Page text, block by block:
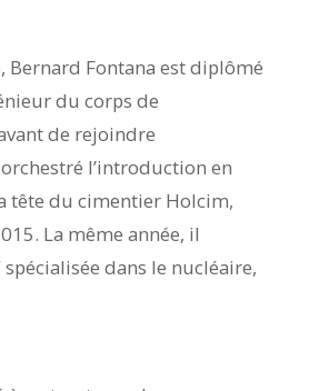
Bernard Fontana est diplômé
du corps de
de rejoindre
l’introduction en
tête du cimentier Holcim,
La même année, il
spécialisée dans le nucléaire,